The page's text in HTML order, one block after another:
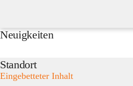
Neuigkeiten
Standort
Eingebetteter Inhalt